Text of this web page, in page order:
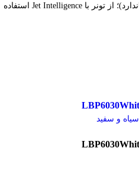
چاپ دورو خودکار؛ 2 سینی کاغذ (استاندارد)؛ از تونر با Jet Intelligence استفاده
سیاه و سفید